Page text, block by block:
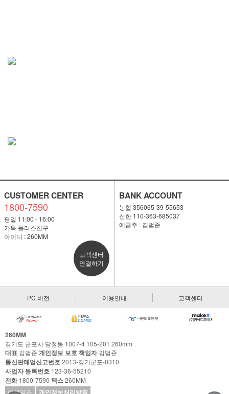
CUSTOMER CENTER
1800-7590
평일 11:00 - 16:00
카톡 플러스친구
아이디 : 260MM
고객센터
연결하기
BANK ACCOUNT
농협 356065-39-55653
신한 110-363-685037
예금주 : 김범준
PC 버전 이용안내 고객센터
260MM
경기도 군포시 당정동 1007-4 105-201 260mm
대표 김범준 개인정보 보호 책임자김범준
통신판매업신고번호2013-경기군포-0310
사업자 등록번호 123-36-55210
전화1800-7590 팩스260MM
이용약관
개인정보처리방침